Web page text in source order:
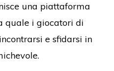
una piattaforma
quale i giocatori di
e sfidarsi in